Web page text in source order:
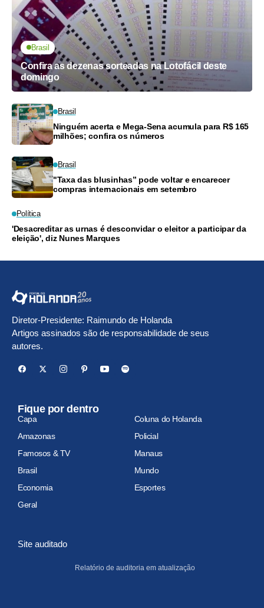
Brasil
Confira as dezenas sorteadas na Lotofácil deste
domingo
Brasil
Ninguém acerta e Mega-Sena acumula para R$ 165
milhões; confira os números
Brasil
"Taxa das blusinhas” pode voltar e encarecer
compras internacionais em setembro
Política
'Desacreditar as urnas é desconvidar o eleitor a participar da
eleição', diz Nunes Marques
Diretor-Presidente: Raimundo de Holanda
Artigos assinados são de responsabilidade de seus
autores.
Fique por dentro
Capa
Coluna do Holanda
Amazonas
Policial
Famosos & TV
Manaus
Brasil
Mundo
Economia
Esportes
Geral
Site auditado
Relatório de auditoria em atualização